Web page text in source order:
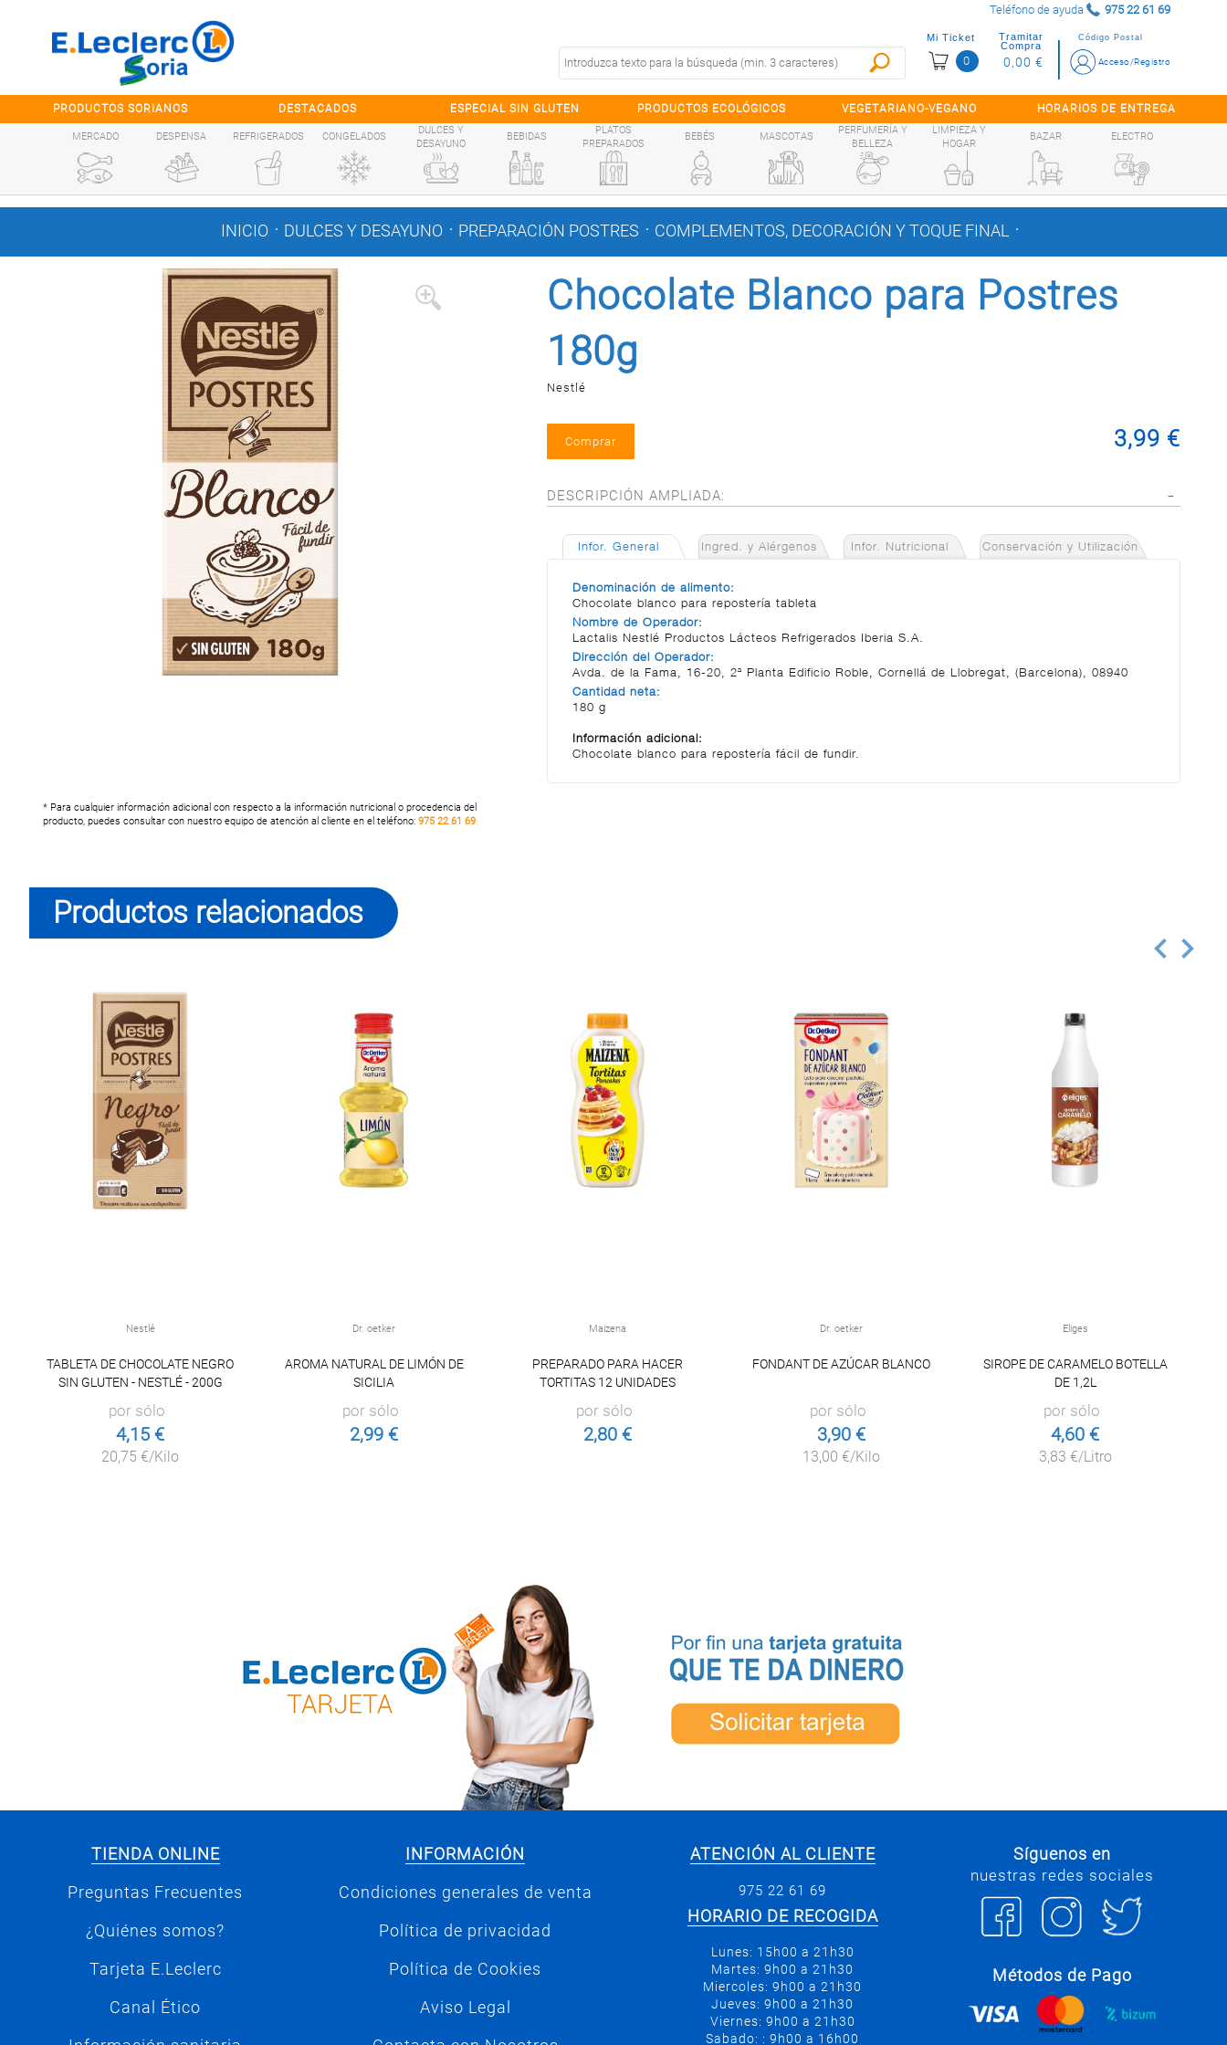
Teléfono de ayuda 975 22 61 69
Código Postal
Acceso/Registro
Mi Ticket
0
Tramitar
Compra
0,00 €
PRODUCTOS SORIANOS DESTACADOS ESPECIAL SIN GLUTEN PRODUCTOS ECOLÓGICOS VEGETARIANO-VEGANO HORARIOS DE ENTREGA
MERCADO DESPENSA REFRIGERADOS CONGELADOS
DULCES Y
DESAYUNO
BEBIDAS
PLATOS
PREPARADOS
BEBÉS MASCOTAS
PERFUMERÍA Y
BELLEZA
LIMPIEZA Y
HOGAR
BAZAR ELECTRO
INICIO . DULCES Y DESAYUNO . PREPARACIÓN POSTRES . COMPLEMENTOS, DECORACIÓN Y TOQUE FINAL .
Chocolate Blanco para Postres
180g
Nestlé
3,99 €
DESCRIPCIÓN AMPLIADA:
Infor. General Ingred. y Alérgenos Infor. Nutricional Conservación y Utilización
Denominación de alimento:
Chocolate blanco para repostería tableta
Nombre de Operador:
Lactalis Nestlé Productos Lácteos Refrigerados Iberia S.A.
Dirección del Operador:
Avda. de la Fama, 16-20, 2ª Planta Edificio Roble, Cornellá de Llobregat, (Barcelona), 08940
Cantidad neta:
180 g
Información adicional:
Chocolate blanco para repostería fácil de fundir.
* Para cualquier información adicional con respecto a la información nutricional o procedencia del
producto, puedes consultar con nuestro equipo de atención al cliente en el teléfono: 975 22 61 69
Productos relacionados
Nestlé
TABLETA DE CHOCOLATE NEGRO
SIN GLUTEN - NESTLÉ - 200G
por sólo
4,15 €
20,75 €/Kilo
Dr. oetker
AROMA NATURAL DE LIMÓN DE
SICILIA
por sólo
2,99 €
Maizena
PREPARADO PARA HACER
TORTITAS 12 UNIDADES
por sólo
2,80 €
Dr. oetker
FONDANT DE AZÚCAR BLANCO
por sólo
3,90 €
13,00 €/Kilo
Eliges
SIROPE DE CARAMELO BOTELLA
DE 1,2L
por sólo
4,60 €
3,83 €/Litro
TIENDA ONLINE
Preguntas Frecuentes
¿Quiénes somos?
Tarjeta E.Leclerc
Canal Ético
INFORMACIÓN
Condiciones generales de venta
Política de privacidad
Política de Cookies
Aviso Legal
ATENCIÓN AL CLIENTE
975 22 61 69
HORARIO DE RECOGIDA
Lunes: 15h00 a 21h30
Martes: 9h00 a 21h30
Miercoles: 9h00 a 21h30
Jueves: 9h00 a 21h30
Viernes: 9h00 a 21h30
Sabado: : 9h00 a 16h00
Síguenos en
nuestras redes sociales
Métodos de Pago
. .